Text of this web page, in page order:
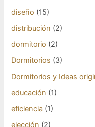
diseño (15)
distribución (2)
dormitorio (2)
Dormitorios (3)
Dormitorios y Ideas
educación (1)
eficiencia (1)
elección (2)